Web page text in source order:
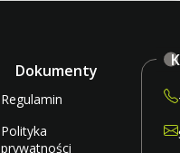
Dokumenty
Regulamin
Polityka
prywatności